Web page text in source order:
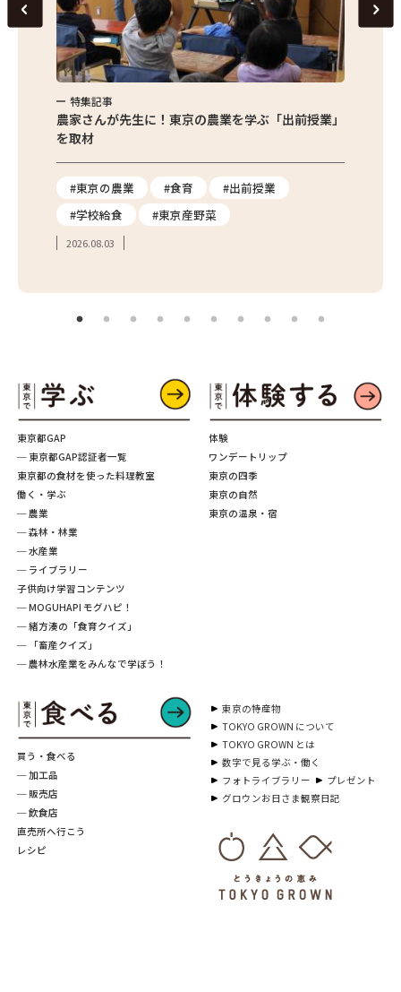
特集記事
農家さんが先生に！東京の農業を学ぶ「出前授業」
を取材
#東京の農業 #食育
#出前授業
#学校給食
#東京産野菜
2026.08.03
東京都GAP
─ 東京都GAP認証者一覧
東京都の食材を使った料理教室
働く・学ぶ
─ 農業
─ 森林・林業
─ 水産業
─ ライブラリー
子供向け学習コンテンツ
─ MOGUHAPI モグハピ！
─ 緒方湊の「食育クイズ」
─ 「畜産クイズ」
─ 農林水産業をみんなで学ぼう！
買う・食べる
─ 加工品
─ 販売店
─ 飲食店
直売所へ行こう
レシピ
体験
ワンデートリップ
東京の四季
東京の自然
東京の温泉・宿
東京の特産物
TOKYO GROWN について
TOKYO GROWN とは
数字で見る学ぶ・働く
フォトライブラリー
プレゼント
グロウンお日さま観察日記